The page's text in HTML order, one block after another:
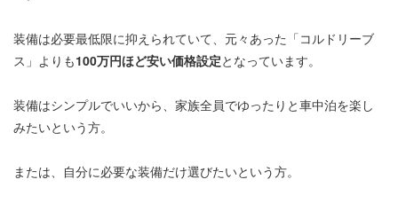
装備は必要最低限に抑えられていて、元々あった「コルドリーブ
ス」よりも100万円ほど安い価格設定となっています。
装備はシンプルでいいから、家族全員でゆったりと車中泊を楽し
みたいという方。
または、自分に必要な装備だけ選びたいという方。